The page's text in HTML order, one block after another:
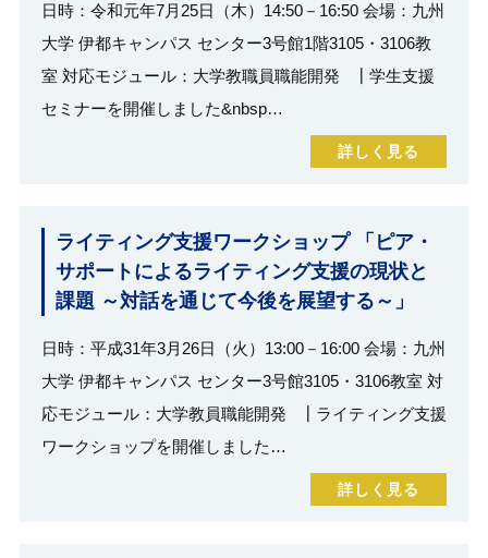
日時：令和元年7月25日（木）14:50－16:50 会場：九州
大学 伊都キャンパス センター3号館1階3105・3106教
室 対応モジュール：大学教職員職能開発 ┃学生支援
セミナーを開催しました&nbsp…
詳しく見る
ライティング支援ワークショップ 「ピア・
サポートによるライティング支援の現状と
課題 ～対話を通じて今後を展望する～」
日時：平成31年3月26日（火）13:00－16:00 会場：九州
大学 伊都キャンパス センター3号館3105・3106教室 対
応モジュール：大学教員職能開発 ┃ライティング支援
ワークショップを開催しました…
詳しく見る